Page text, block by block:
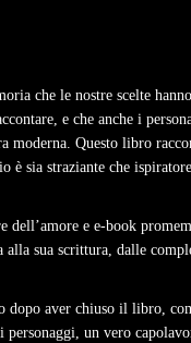
che le nostre scelte
e che anche i
moderna. Questo libro
è sia straziante che
e e-book
sua scrittura, dalle
dopo aver chiuso il libro,
un vero